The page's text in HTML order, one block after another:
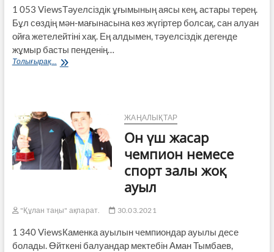
1 053 ViewsТәуелсіздік ұғымының аясы кең, астары терең.
Бұл сөздің мән-мағынасына көз жүгіртер болсақ, сан алуан
ойға жетелейтіні хақ. Ең алдымен, тәуелсіздік дегенде
жұмыр басты пенденің…
Толығырақ...
ТӘУЕЛСІЗДІК
ЖАҢАЛЫҚТАР
Он үш жасар
чемпион немесе
спорт залы жоқ
ауыл
"Құлан таңы" ақпарат. 30.03.2021
1 340 ViewsКаменка ауылын чемпиондар ауылы десе
болады. Өйткені балуандар мектебін Аман Тымбаев,